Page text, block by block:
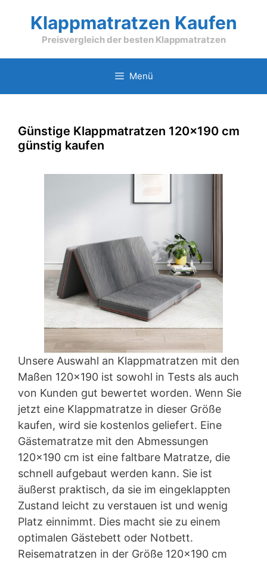
springen
Klappmatratzen Kaufen
Preisvergleich der besten Klappmatratzen
Menü
Günstige Klappmatratzen 120×190 cm
günstig kaufen
Unsere Auswahl an Klappmatratzen mit den
Maßen 120×190 ist sowohl in Tests als auch
von Kunden gut bewertet worden. Wenn Sie
jetzt eine Klappmatratze in dieser Größe
kaufen, wird sie kostenlos geliefert. Eine
Gästematratze mit den Abmessungen
120×190 cm ist eine faltbare Matratze, die
schnell aufgebaut werden kann. Sie ist
äußerst praktisch, da sie im eingeklappten
Zustand leicht zu verstauen ist und wenig
Platz einnimmt. Dies macht sie zu einem
optimalen Gästebett oder Notbett.
Reisematratzen in der Größe 120×190 cm